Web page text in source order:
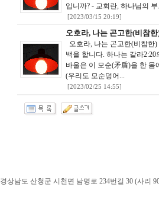
입니까? - 교회란, 하나님의
[2023/03/15 20:19]
오호라, 나는 곤고한(비참
오호라, 나는 곤고한(비참한
백을 합니다. 하나는 갈라
바울은 이 모순(矛盾)을 한
(우리도 모순덩어...
[2023/02/25 14:55]
경상남도 산청군 시천면 남명로 234번길 30 (사리